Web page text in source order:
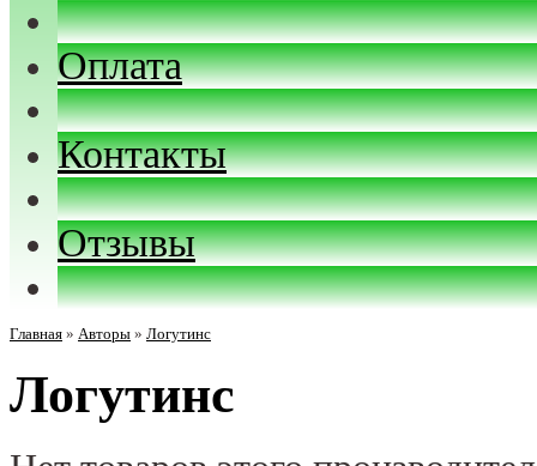
Оплата
Контакты
Отзывы
Главная » Авторы » Логутинс
Логутинс